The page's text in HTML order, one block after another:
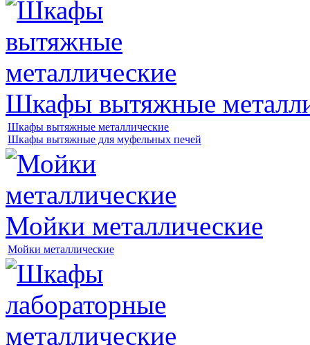
Шкафы вытяжные
Шкафы вытяжные металлические
Шкафы вытяжные для муфельных печей
Мойки металлические
Мойки металлические